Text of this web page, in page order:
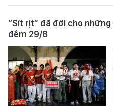
“Sít rịt” đã đời cho
đêm 29/8